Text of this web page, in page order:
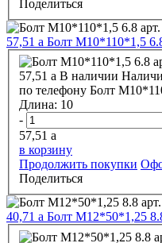
Поделиться
57,51 a Болт М10*110*1,5
57,51 a В наличии
по телефону
Длина: 10
-
57,51 a
в корзину
Продолжить покупки
Поделиться
40,71 a Болт М12*50*1,25